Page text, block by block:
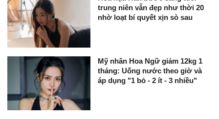
trung niên vẫn đẹp như thời 20
nhờ loạt bí quyết xịn sò sau
Mỹ nhân Hoa Ngữ giảm 12kg 1
tháng: Uống nước theo giờ và
áp dụng "1 bỏ - 2 ít - 3 nhiều"